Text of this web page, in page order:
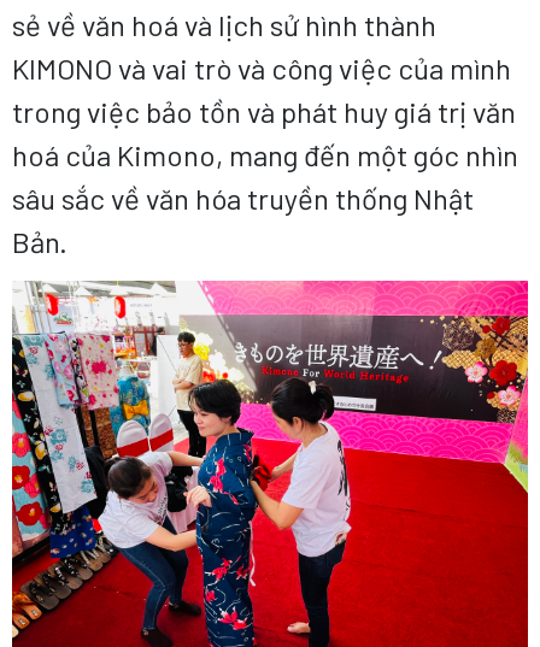
sẻ về văn hoá và lịch sử hình thành
KIMONO và vai trò và công việc của mình
trong việc bảo tồn và phát huy giá trị văn
hoá của Kimono, mang đến một góc nhìn
sâu sắc về văn hóa truyền thống Nhật
Bản.